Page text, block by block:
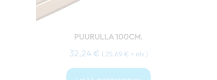
PUURULLA 100CM.
32,24 € (25,69 € + alv )